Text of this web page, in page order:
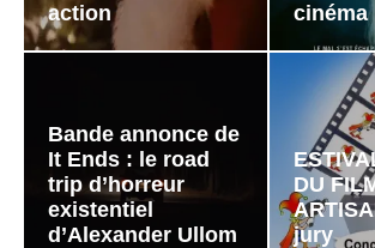
action cinéma
Bande annonce de
It Ends : le road
trip d’horreur
existentiel
d’Alexander Ullom
DU
jury